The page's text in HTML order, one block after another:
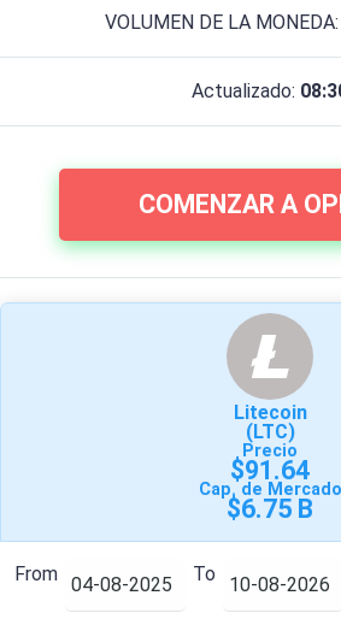
VOLUMEN DE LA MONEDA:
Actualizado:
COMENZAR A
Litecoin
(LTC)
Precio
$91.64
Cap. de Mercado
$6.75 B
From To